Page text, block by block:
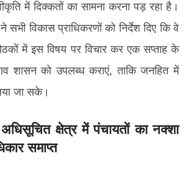
में दिक्कतों का सामना करना पड़ रहा है।
विकास प्राधिकरणों को निर्देश दिए कि वे
में इस विषय पर विचार कर एक सप्ताह के
शासन को उपलब्ध कराएं, ताकि जनहित में
जा सके।
क्षेत्र में पंचायतों का नक्शा
समाप्त